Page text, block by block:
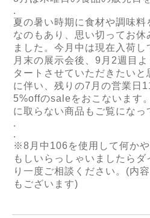
.
夏の暑い時期に食材や調味
なのもあり、思い切ってお休
ました。今月中は現在入荷
月末の展示会後、9月2週目
タートさせていただきたい
に伴い、残りの7月の営業日
5%offのsaleをおこないます
に取らない商品もご覧になっ
.
.
※8月中106を使用して何か
もしいらっしゃいましたらダ
り一度ご相談ください。(内
もございます)